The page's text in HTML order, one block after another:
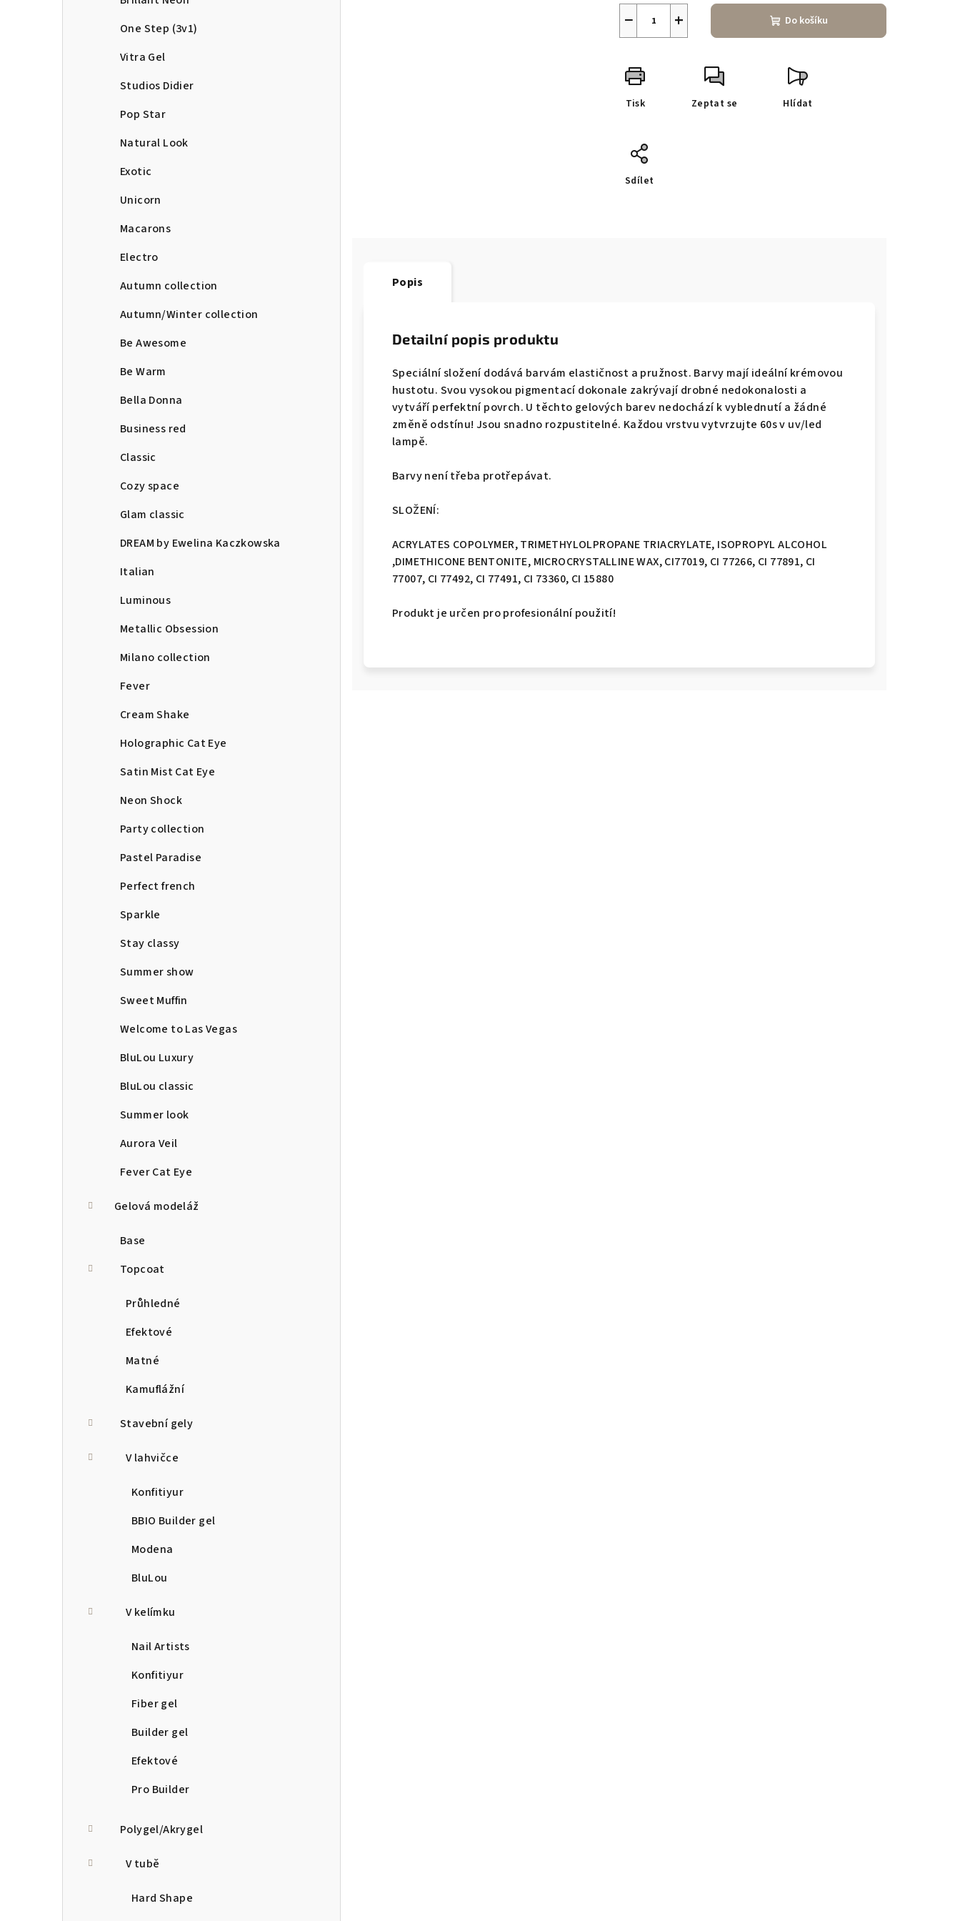
One Step (3v1)
Vitra Gel
Studios Didier
Pop Star
Natural Look
Exotic
Unicorn
Macarons
Electro
Autumn collection
Autumn/Winter collection
Be Awesome
Be Warm
Bella Donna
Business red
Classic
Cozy space
Glam classic
DREAM by Ewelina Kaczkowska
Italian
Luminous
Metallic Obsession
Milano collection
Fever
Cream Shake
Holographic Cat Eye
Satin Mist Cat Eye
Neon Shock
Party collection
Pastel Paradise
Perfect french
Sparkle
Stay classy
Summer show
Sweet Muffin
Welcome to Las Vegas
BluLou Luxury
BluLou classic
Summer look
Aurora Veil
Fever Cat Eye
Gelová modeláž
Base
Topcoat
Průhledné
Efektové
Matné
Kamuflážní
Stavební gely
V lahvičce
Konfitiyur
BBIO Builder gel
Modena
BluLou
V kelímku
Nail Artists
Konfitiyur
Fiber gel
Builder gel
Efektové
Pro Builder
Polygel/Akrygel
V tubě
Hard Shape
+
− Do košíku
Tisk Zeptat se Hlídat
Sdílet
Popis
Detailní popis produktu
Speciální složení dodává barvám elastičnost a pružnost. Barvy mají ideální krémovou
hustotu. Svou vysokou pigmentací dokonale zakrývají drobné nedokonalosti a
vytváří perfektní povrch. U těchto gelových barev nedochází k vyblednutí a žádné
změně odstínu! Jsou snadno rozpustitelné. Každou vrstvu vytvrzujte 60s v uv/led
lampě.
Barvy není třeba protřepávat.
SLOŽENÍ:
ACRYLATES COPOLYMER, TRIMETHYLOLPROPANE TRIACRYLATE, ISOPROPYL ALCOHOL
,DIMETHICONE BENTONITE, MICROCRYSTALLINE WAX, CI77019, CI 77266, CI 77891, CI
77007, CI 77492, CI 77491, CI 73360, CI 15880
Produkt je určen pro profesionální použití!